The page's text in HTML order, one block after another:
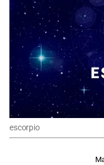
escorpio